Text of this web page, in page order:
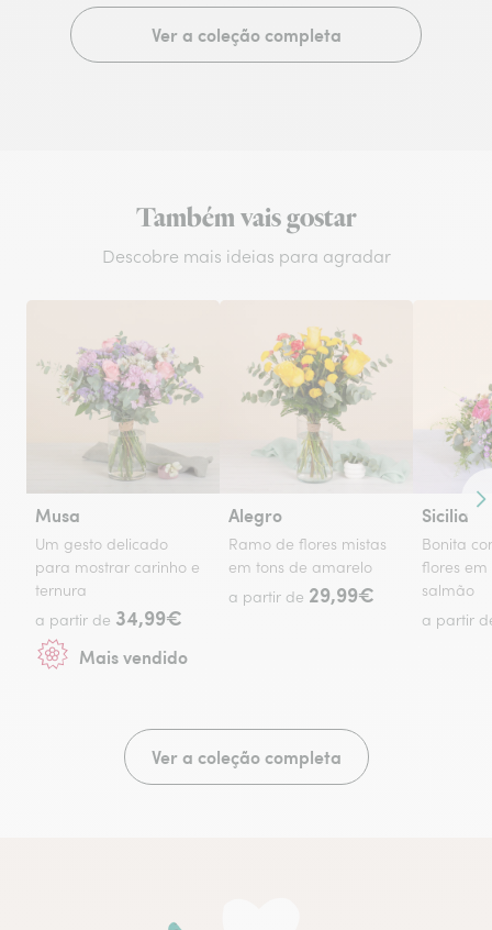
Ver a coleção completa
Também vais gostar
Descobre mais ideias para agradar
Musa
Um gesto delicado
para mostrar carinho e
ternura
a partir de 34,99€
Mais vendido
Alegro
Ramo de flores mistas
em tons de amarelo
a partir de 29,99€
Sicilia
Bonita
flores em
salmão
a partir
Ver a coleção completa